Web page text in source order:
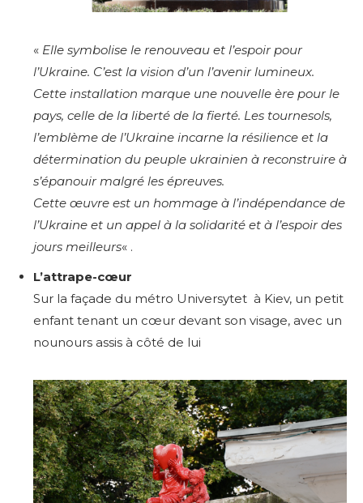
« Elle symbolise le renouveau et l’espoir pour
l’Ukraine. C’est la vision d’un l’avenir lumineux.
Cette installation marque une nouvelle ère pour le
pays, celle de la liberté de la fierté. Les tournesols,
l’emblème de l’Ukraine incarne la résilience et la
détermination du peuple ukrainien à reconstruire à
s’épanouir malgré les épreuves.
Cette œuvre est un hommage à l’indépendance de
l’Ukraine et un appel à la solidarité et à l’espoir des
jours meilleurs« .
L’attrape-cœur
Sur la façade du métro Universytet à Kiev, un petit
enfant tenant un cœur devant son visage, avec un
nounours assis à côté de lui